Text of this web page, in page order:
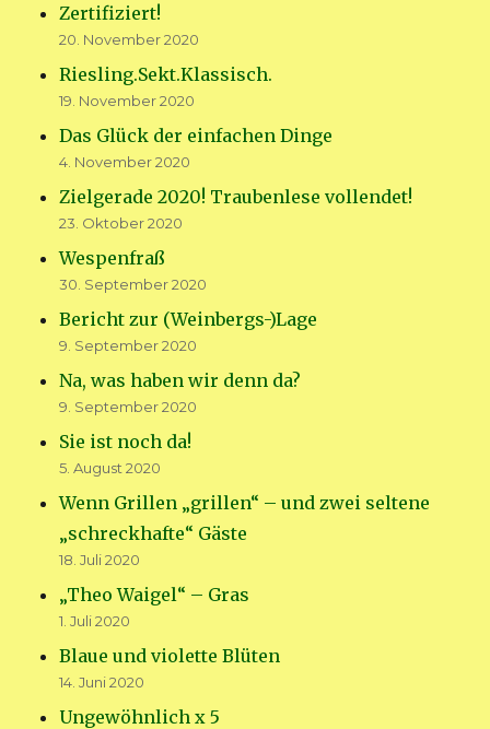
Zertifiziert!
20. November 2020
Riesling.Sekt.Klassisch.
19. November 2020
Das Glück der einfachen Dinge
4. November 2020
Zielgerade 2020! Traubenlese vollendet!
23. Oktober 2020
Wespenfraß
30. September 2020
Bericht zur (Weinbergs-)Lage
9. September 2020
Na, was haben wir denn da?
9. September 2020
Sie ist noch da!
5. August 2020
Wenn Grillen „grillen“ – und zwei seltene
„schreckhafte“ Gäste
18. Juli 2020
„Theo Waigel“ – Gras
1. Juli 2020
Blaue und violette Blüten
14. Juni 2020
Ungewöhnlich x 5